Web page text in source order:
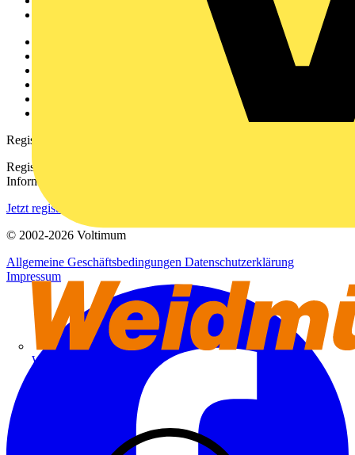
Weidmüller
Registrierung
Registrieren Sie sich kostenlos und erhalten Sie stets aktuelle
Informationen aus der Elektroindustrie.
Jetzt registrieren
© 2002-2026 Voltimum
Allgemeine Geschäftsbedingungen Datenschutzerklärung
Impressum